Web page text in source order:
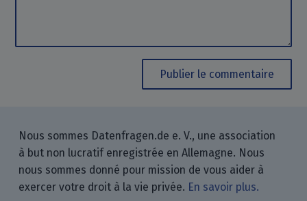
Publier le commentaire
Nous sommes Datenfragen.de e. V., une association
à but non lucratif enregistrée en Allemagne. Nous
nous sommes donné pour mission de vous aider à
exercer votre droit à la vie privée. En savoir plus.